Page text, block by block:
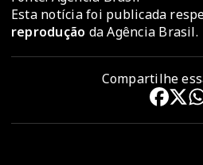
Esta notícia foi publicada
reprodução da Agência Brasil.
Compartilhe